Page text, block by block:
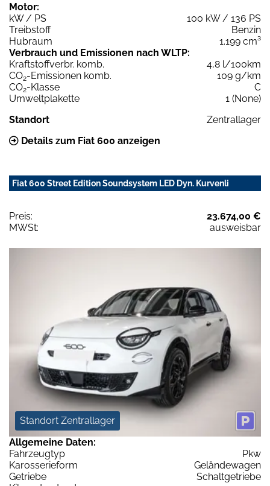
Motor:
kW / PS
100 kW / 136 PS
Treibstoff
Benzin
Hubraum
1.199 cm³
Verbrauch und Emissionen nach WLTP:
Kraftstoffverbr. komb.
4,8 l/100km
CO2-Emissionen komb.
109 g/km
CO2-Klasse
C
Umweltplakette
1 (None)
Standort
Zentrallager
Details zum Fiat 600 anzeigen
Fiat 600 Street Edition Soundsystem LED Dyn. Kurvenli
Preis:
23.674,00 €
MWSt:
ausweisbar
Standort Zentrallager
Allgemeine Daten:
Fahrzeugtyp
Pkw
Karosserieform
Geländewagen
Getriebe
Schaltgetriebe